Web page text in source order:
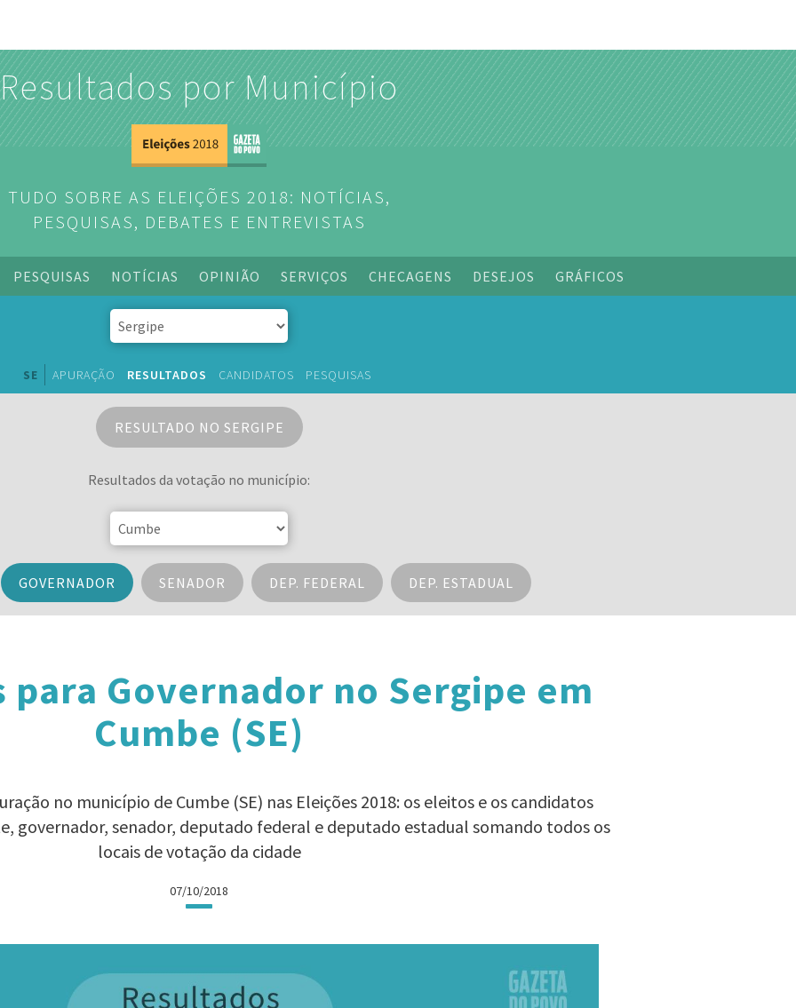
Resultados por Município
TUDO SOBRE AS ELEIÇÕES 2018: NOTÍCIAS,
PESQUISAS, DEBATES E ENTREVISTAS
PESQUISAS NOTÍCIAS OPINIÃO SERVIÇOS CHECAGENS DESEJOS GRÁFICOS
SE APURAÇÃO RESULTADOS CANDIDATOS PESQUISAS
RESULTADO NO SERGIPE
Resultados da votação no município:
GOVERNADOR SENADOR DEP. FEDERAL DEP. ESTADUAL
para Governador no Sergipe em
Cumbe (SE)
no município de Cumbe (SE) nas Eleições 2018: os eleitos e os candidatos
governador, senador, deputado federal e deputado estadual somando todos os
locais de votação da cidade
07/10/2018